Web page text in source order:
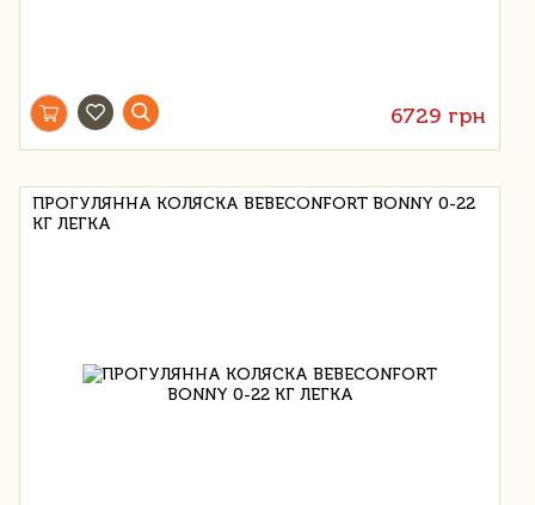
6729 грн
ПРОГУЛЯННА КОЛЯСКА BEBECONFORT BONNY 0-22
КГ ЛЕГКА